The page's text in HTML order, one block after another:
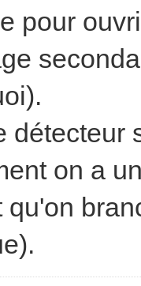
pour
détecteur
on a
qu'on